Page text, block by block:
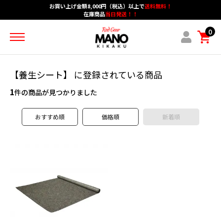
お買い上げ金額8,000円（税込）以上で送料無料！
在庫商品当日発送！！
0
作業用手袋
防炎・耐熱・耐切創
マスク・防護服
スパッターシート・保護シート
【養生シート】 に登録されている商品
1件の商品が見つかりました
おすすめ順 価格順 新着順
カテゴリーメニュー
アカウント
ブログメニュー